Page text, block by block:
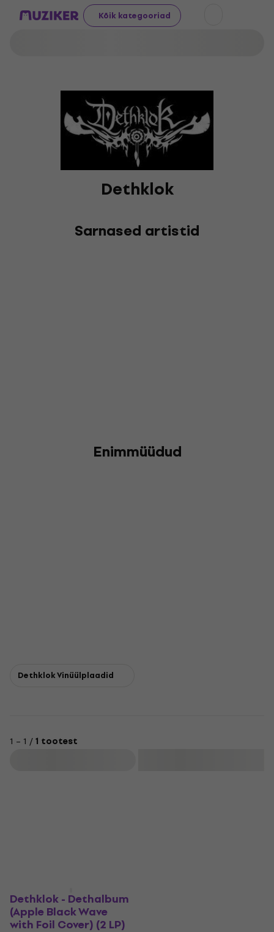
Kõik kategooriad
Dethklok
Sarnased artistid
Enimmüüdud
Dethklok Vinüülplaadid
1 – 1 /1 tootest
Dethklok - Dethalbum
(Apple Black Wave
with Foil Cover) (2 LP)